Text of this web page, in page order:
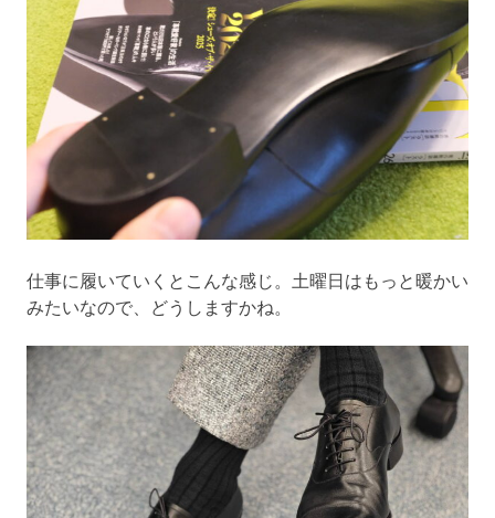
仕事に履いていくとこんな感じ。土曜日はもっと暖かい
みたいなので、どうしますかね。